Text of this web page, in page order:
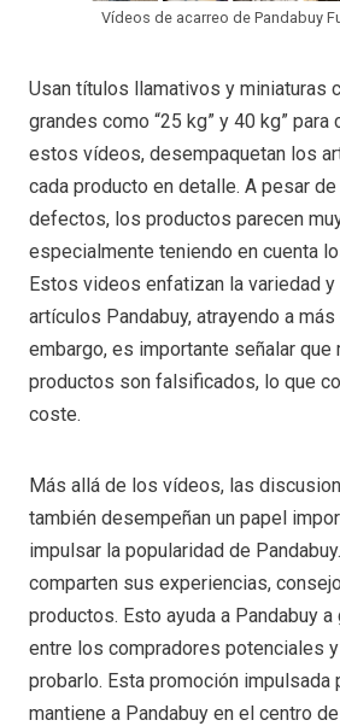
Vídeos de acarreo de Pandabuy
Usan títulos llamativos y miniaturas
grandes como “25 kg” y 40 kg” para
estos vídeos, desempaquetan los
cada producto en detalle. A pesar
defectos, los productos parecen
especialmente teniendo en cuenta
Estos videos enfatizan la variedad
artículos Pandabuy, atrayendo a
embargo, es importante señalar
productos son falsificados, lo que
coste.
Más allá de los vídeos, las
también desempeñan un papel
impulsar la popularidad de
comparten sus experiencias,
productos. Esto ayuda a Pandabuy
entre los compradores potenciales
probarlo. Esta promoción impulsada
mantiene a Pandabuy en el centro